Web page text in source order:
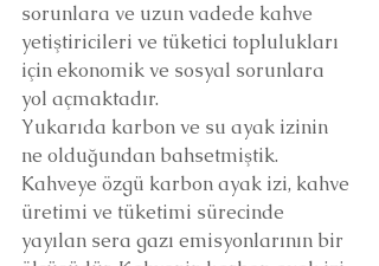
sorunlara ve uzun vadede kahve
yetiştiricileri ve tüketici toplulukları
için ekonomik ve sosyal sorunlara
yol açmaktadır.
Yukarıda karbon ve su ayak izinin
ne olduğundan bahsetmiştik.
Kahveye özgü karbon ayak izi, kahve
üretimi ve tüketimi sürecinde
yayılan sera gazı emisyonlarının bir